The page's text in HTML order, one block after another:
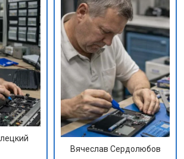
Вячеслав Сердолюбов